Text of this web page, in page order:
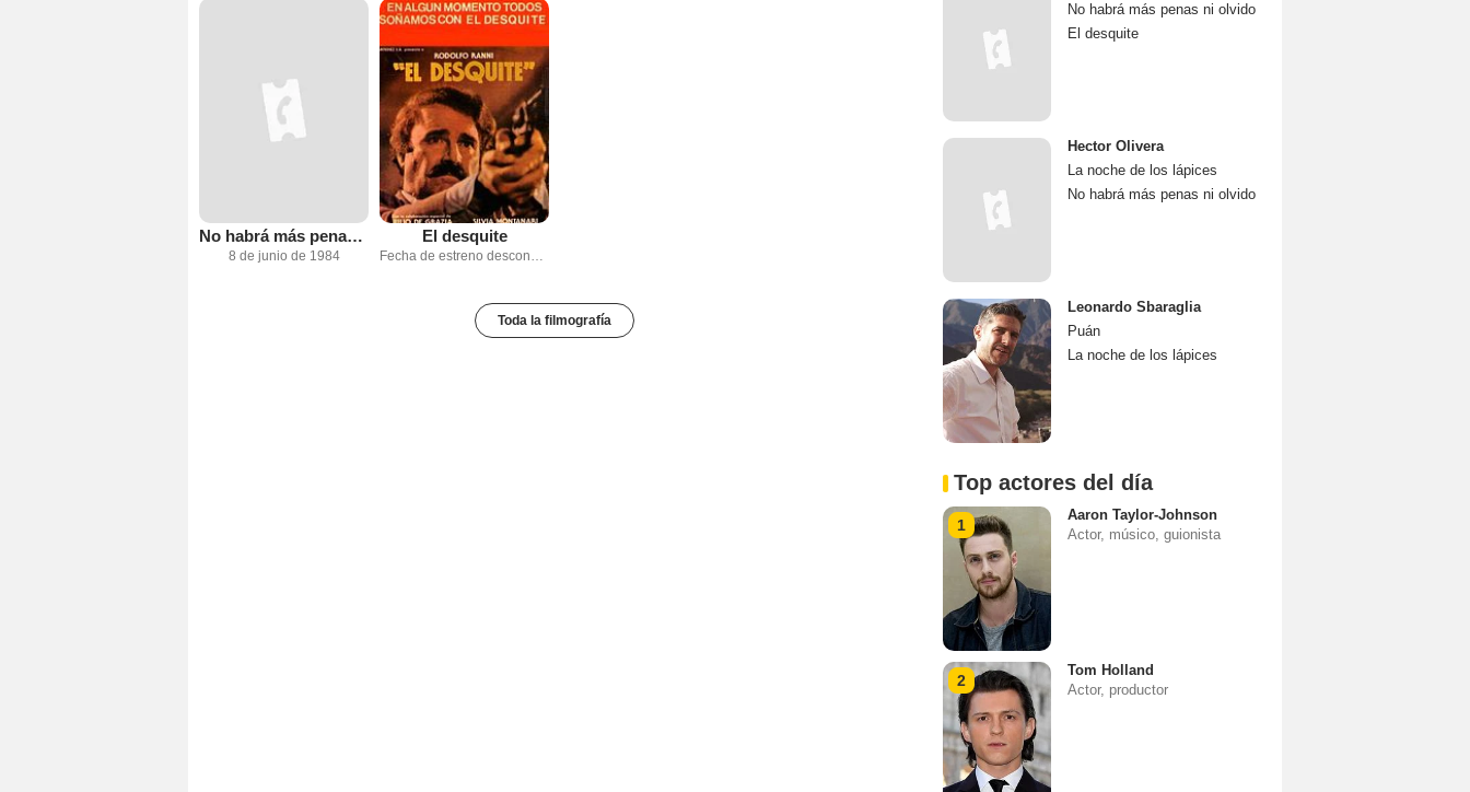
No habrá más penas ni olvido
8 de junio de 1984
El desquite
Fecha de estreno desconocida
Toda la filmografía
No habrá más penas ni olvido
El desquite
Hector Olivera
La noche de los lápices
No habrá más penas ni olvido
Leonardo Sbaraglia
Puán
La noche de los lápices
Top actores del día
1
Aaron Taylor-Johnson
Actor, músico, guionista
2
Tom Holland
Actor, productor